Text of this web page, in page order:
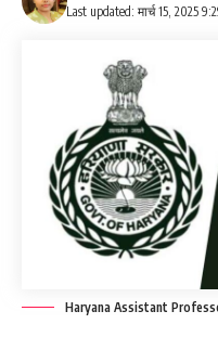
Last updated: मार्च 15, 2025 9:29
Haryana Assistant